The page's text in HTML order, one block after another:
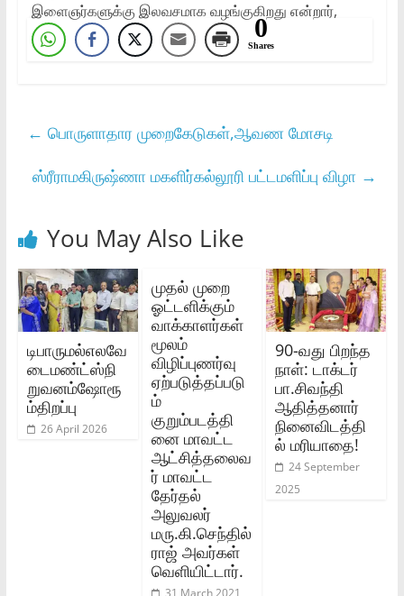
இளைஞர்களுக்கு இலவசமாக வழங்குகிறது என்றார்,
0
Shares
← பொருளாதார முறைகேடுகள்,ஆவண மோசடி
ஸ்ரீராமகிருஷ்ணா மகளிர்கல்லூரி பட்டமளிப்பு விழா →
You May Also Like
டிபாருமல்எலவே
டைமண்ட்ஸ்நி
றுவனம்ஷோரூ
ம்திறப்பு
26 April 2026
முதல் முறை
ஓட்டளிக்கும்
வாக்காளர்கள்
மூலம்
விழிப்புணர்வு
ஏற்படுத்தப்படு
ம்
குறும்படத்தி
னை மாவட்ட
ஆட்சித்தலைவ
ர் மாவட்ட
தேர்தல்
அலுவலர்
மரு.கி.செந்தில்
ராஜ் அவர்கள்
வெளியிட்டார்.
31 March 2021
90-வது பிறந்த
நாள்: டாக்டர்
பா.சிவந்தி
ஆதித்தனார்
நினைவிடத்தி
ல் மரியாதை!
24 September
2025